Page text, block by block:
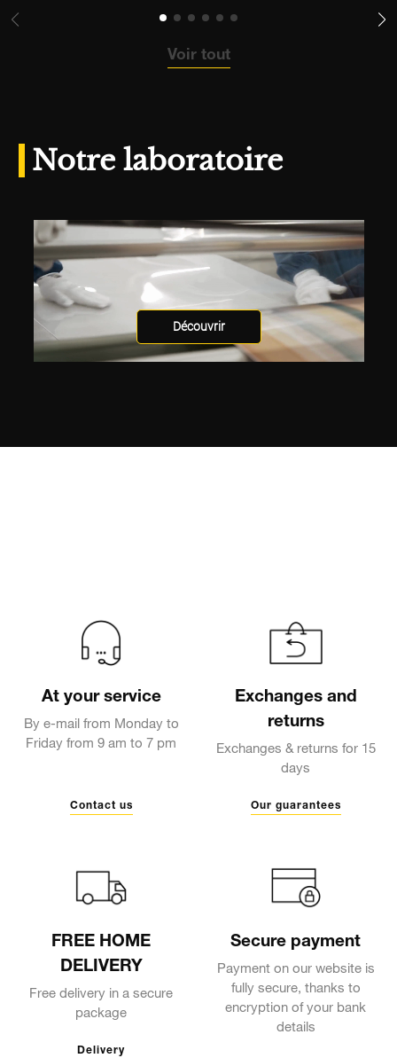
Voir tout
Notre laboratoire
Découvrir
At your service
By e-mail from Monday to
Friday from 9 am to 7 pm
Contact us
Exchanges and
returns
Exchanges & returns for 15
days
Our guarantees
FREE HOME
DELIVERY
Free delivery in a secure
package
Delivery
Secure payment
Payment on our website is
fully secure, thanks to
encryption of your bank
details